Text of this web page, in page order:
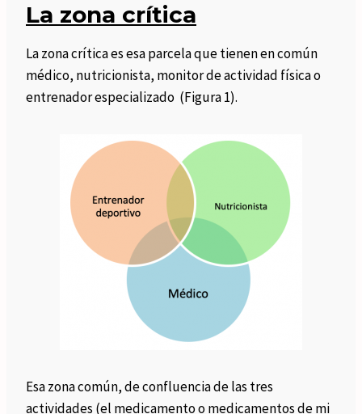
La zona crítica
La zona crítica es esa parcela que tienen en común
médico, nutricionista, monitor de actividad física o
entrenador especializado (Figura 1).
Esa zona común, de confluencia de las tres
actividades (el medicamento o medicamentos de mi